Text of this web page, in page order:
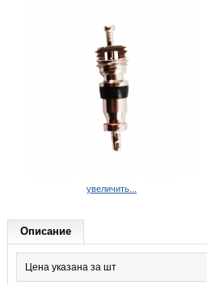
увеличить...
Описание
Цена указана за шт